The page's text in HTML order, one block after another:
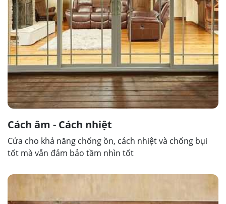
Cách âm - Cách nhiệt
Cửa cho khả năng chống ồn, cách nhiệt và chống bụi
tốt mà vẫn đảm bảo tầm nhìn tốt